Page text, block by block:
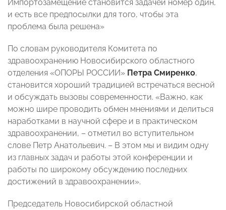
Импортозамещение становится задачей номер один,
и есть все предпосылки для того, чтобы эта
проблема была решена»
По словам руководителя Комитета по
здравоохранению Новосибирского областного
отделения «ОПОРЫ РОССИИ» Петра Смиренко,
становится хороший традицией встречаться весной
и обсуждать вызовы современности. «Важно, как
можно шире проводить обмен мнениями и делиться
наработками в научной сфере и в практическом
здравоохранении, – отметил во вступительном
слове Петр Анатольевич. – В этом мы и видим одну
из главных задач и работы этой конференции и
работы по широкому обсуждению последних
достижений в здравоохранении».
Председатель Новосибирской областной